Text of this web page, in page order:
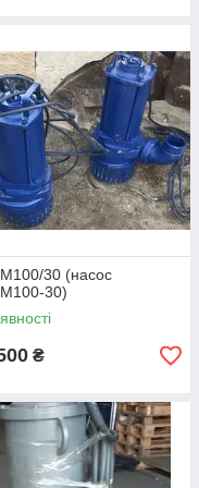
і з 2022 року
зберігання
аналогами
замінені
Calpeda GXC,
30 (насос
30)
₴